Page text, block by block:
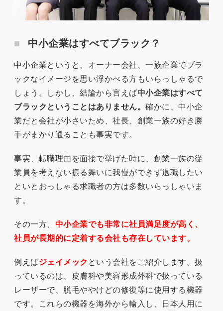
中小企業はすべてブラック？
中小企業というと、オーナー会社、一族企業でブラ
ックなイメージを思い浮かべる方もいらっしゃるで
しょう。しかし、結論から言えば中小企業はすべて
ブラックということはありません。 確かに、中小企
業だと会社が小さいため、社長、創業一族の好き勝
手がまかり通ることも事実です。
事実、転職理由を面接で挙げた時に、創業一族の従
業員を考えない振る舞いに我慢ができず退職したい
といとおっしゃる求職者の方は多数いらっしゃいま
す。
その一方、 中小企業でも非常に社員満足度が高く、
社員が長期的に定着する会社も存在しています。
例えばジェイメック という会社をご紹介します。扱
っているのは、皮膚科や美容形成外科で扱っている
レーザーで、脱毛ややけどの修復等に使用する機器
です。これらの機器を海外から輸入し、日本人用に